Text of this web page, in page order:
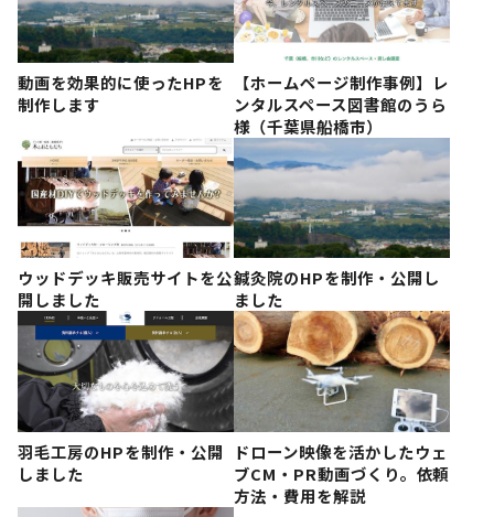
動画を効果的に使ったHPを
制作します
【ホームページ制作事例】レ
ンタルスペース図書館のうら
様（千葉県船橋市）
ウッドデッキ販売サイトを公
開しました
鍼灸院のHPを制作・公開し
ました
羽毛工房のHPを制作・公開
しました
ドローン映像を活かしたウェ
ブCM・PR動画づくり。依頼
方法・費用を解説